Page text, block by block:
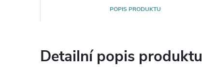
POPIS PRODUKTU
Detailní popis produktu